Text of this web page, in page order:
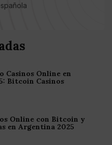
Casinos Online en
Bitcoin Casinos
Online con Bitcoin y
en Argentina 2025